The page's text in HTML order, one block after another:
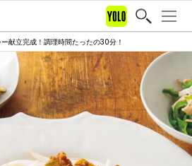
献立完成！調理時間たったの30分！